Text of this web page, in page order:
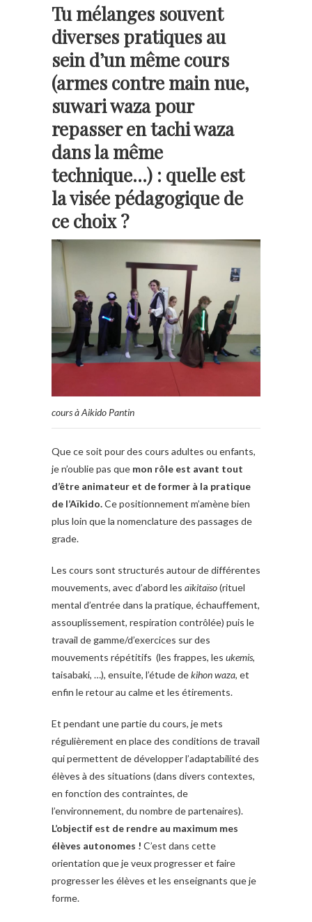
Tu mélanges souvent
diverses pratiques au
sein d’un même cours
(armes contre main nue,
suwari waza pour
repasser en tachi waza
dans la même
technique…) : quelle est
la visée pédagogique de
ce choix ?
cours à Aikido Pantin
Que ce soit pour des cours adultes ou enfants,
je n’oublie pas que mon rôle est avant tout
d’être animateur et de former à la pratique
de l’Aïkido.Ce positionnement m’amène bien
plus loin que la nomenclature des passages de
grade.
Les cours sont structurés autour de différentes
mouvements, avec d’abord les aïkitaïso(rituel
mental d’entrée dans la pratique, échauffement,
assouplissement, respiration contrôlée) puis le
travail de gamme/d’exercices sur des
mouvements répétitifs (les frappes, les ukemis,
taisabaki, …), ensuite, l’étude dekihonwaza, et
enfin le retour au calme et les étirements.
Et pendant une partie du cours, je mets
régulièrement en place des conditions de travail
qui permettent de développer l’adaptabilité des
élèves à des situations (dans divers contextes,
en fonction des contraintes, de
l’environnement, du nombre de partenaires).
L’objectif est de rendre au maximum mes
élèves autonomes ! C’est dans cette
orientation que je veux progresser et faire
progresser les élèves et les enseignants que je
forme.